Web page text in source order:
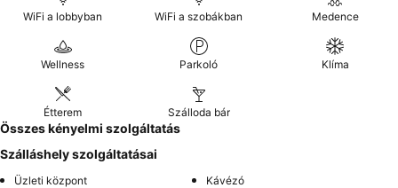
WiFi a lobbyban WiFi a szobákban Medence
Wellness Parkoló Klíma
Étterem Szálloda bár
Összes kényelmi szolgáltatás
Szálláshely szolgáltatásai
Üzleti központ
Kávézó